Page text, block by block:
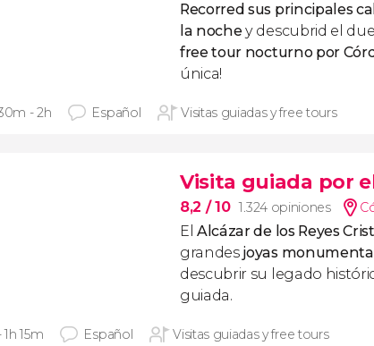
Recorred sus principales
la noche y descubrid el
free tour nocturno por
única!
- 2h Español Visitas guiadas y free tours
Visita guiada por
8,2 / 10 1.324 opiniones
ElAlcázar de los Reyes
grandes joyas
descubrir su legado
guiada.
1h 15m Español Visitas guiadas y free tours